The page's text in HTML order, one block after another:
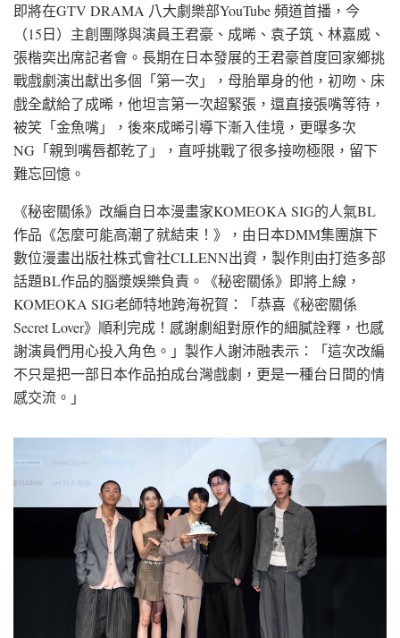
即將在GTV DRAMA 八大劇樂部YouTube 頻道首播，今
（15日）主創團隊與演員王君豪、成晞、袁子筑、林嘉威、
張楷奕出席記者會。長期在日本發展的王君豪首度回家鄉挑
戰戲劇演出獻出多個「第一次」，母胎單身的他，初吻、床
戲全獻給了成晞，他坦言第一次超緊張，還直接張嘴等待，
被笑「金魚嘴」，後來成晞引導下漸入佳境，更曝多次
NG「親到嘴唇都乾了」，直呼挑戰了很多接吻極限，留下
難忘回憶。
《秘密關係》改編自日本漫畫家KOMEOKA SIG的人氣BL
作品《怎麼可能高潮了就結束！》，由日本DMM集團旗下
數位漫畫出版社株式會社CLLENN出資，製作則由打造多部
話題BL作品的腦漿娛樂負責。《秘密關係》即將上線，
KOMEOKA SIG老師特地跨海祝賀：「恭喜《秘密關係
Secret Lover》順利完成！感謝劇組對原作的細膩詮釋，也感
謝演員們用心投入角色。」製作人謝沛融表示：「這次改編
不只是把一部日本作品拍成台灣戲劇，更是一種台日間的情
感交流。」